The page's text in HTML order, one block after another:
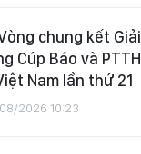
chung kết Giải
Cúp Báo và PTTH
Nam lần thứ 21
2026 10:23